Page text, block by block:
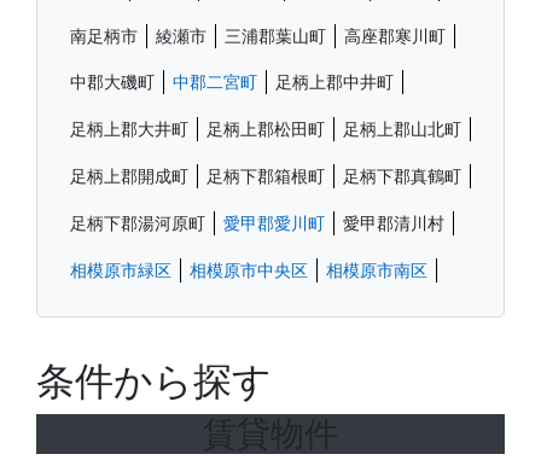
南足柄市 綾瀬市 三浦郡葉山町 高座郡寒川町
中郡大磯町 中郡二宮町 足柄上郡中井町
足柄上郡大井町 足柄上郡松田町 足柄上郡山北町
足柄上郡開成町 足柄下郡箱根町 足柄下郡真鶴町
足柄下郡湯河原町 愛甲郡愛川町 愛甲郡清川村
相模原市緑区 相模原市中央区 相模原市南区
条件から探す
賃貸物件